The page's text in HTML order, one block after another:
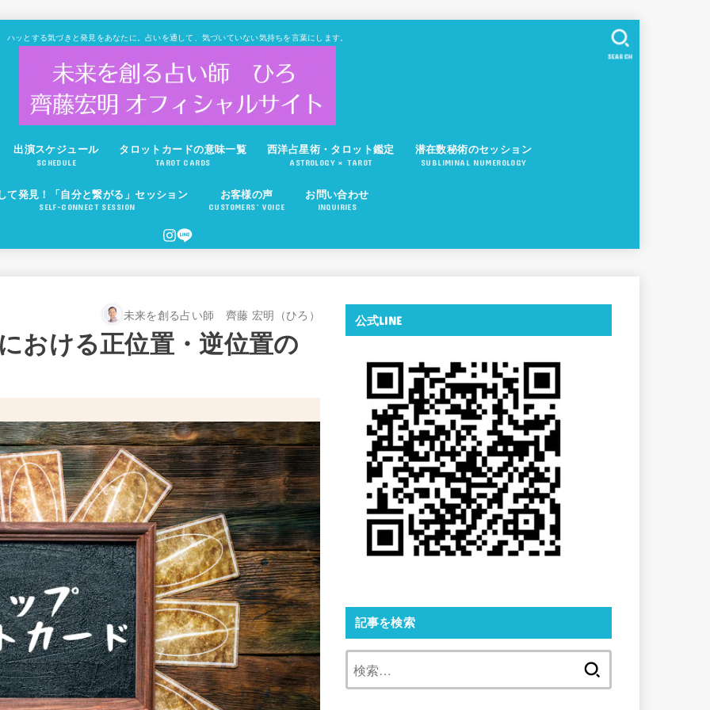
ハッとする気づきと発見をあなたに。占いを通して、気づいていない気持ちを言葉にします。
出演スケジュール
SCHEDULE
タロットカードの意味一覧
TAROT CARDS
西洋占星術・タロット鑑定
ASTROLOGY × TAROT
潜在数秘術のセッション
SUBLIMINAL NUMEROLOGY
て発見！「自分と繋がる」セッション
SELF-CONNECT SESSION
お客様の声
CUSTOMERS’ VOICE
お問い合わせ
INQUIRIES
SEARCH
未来を創る占い師 齊藤 宏明（ひろ）
おける正位置・逆位置の
公式LINE
記事を検索